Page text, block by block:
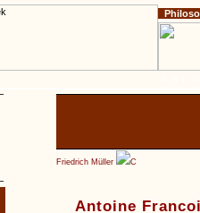
Friedrich Müller C
Antoine